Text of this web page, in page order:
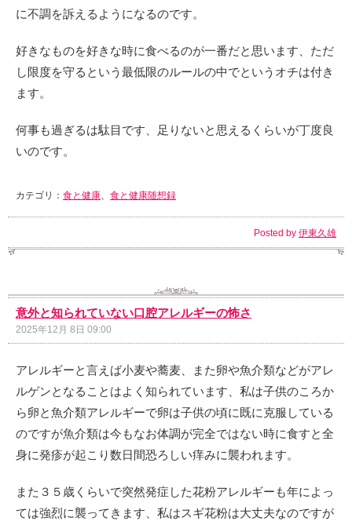
に不調を訴えるようになるのです。
好きなものを好きな時に食べるのが一番だと思います、ただ
し限度を守るという最低限のルールの中でというオチは付き
ます。
何事も過ぎるは駄目です、足りないと思えるくらいが丁度良
いのです。
カテゴリ： 食と健康 食と健康随想録
Posted by 伊東久雄
意外と知られていない口腔アレルギーの怖さ
2025年12月 8日 09:00
アレルギーと言えば小麦や蕎麦、また卵や魚介類などがアレ
ルゲンとなることはよく知られています、私は子供のころか
ら卵と魚介類アレルギーで卵は子供の頃に既に克服している
のですが魚介類は今もなお体調が完全ではない時に食すと全
身に発疹が起こり数日間恐ろしい痒みに襲われます。
また３５歳くらいで突然発症した花粉アレルギーも年によっ
ては強烈に襲ってきます、私はスギ花粉は大丈夫なのですが